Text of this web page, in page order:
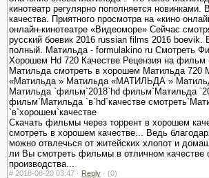
кинотеатр регулярно пополняется
качества. Приятного просмотра на «кино
онлайн-кинотеатре «Видеоморе» Сейчас
русский боевик 2016 russian films 2016
полный. Матильда - formulakino ru Смотреть
Хорошем Hd 720 Качестве Рецензия на фильм
Матильда смотреть в хорошем Матильда
«Матильда » Матильда «МАТИЛЬДА »
Матильда `фильм`2018`hd фильм`Матильда
фильм`Матильда `в`hd`качестве
`в`хорошем`качестве
Скачать фильмы через торрент в хорошем
смотреть в хорошем качестве... Ведь
можно отвлечься от житейских хлопот и
ли Вы смотреть фильмы в отличном качестве
производства...
# 2018-08-20 03:47 · Reply · (0)